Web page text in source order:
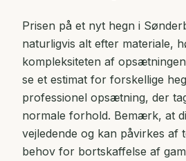
Prisen på et nyt hegn i
naturligvis alt efter materiale,
kompleksiteten af
se et estimat for forskellige
professionel opsætning, der
normale forhold. Bemærk, at
vejledende og kan påvirkes
behov for bortskaffelse af